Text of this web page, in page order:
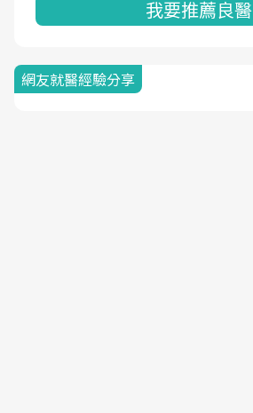
我要推薦良醫
網友就醫經驗分享